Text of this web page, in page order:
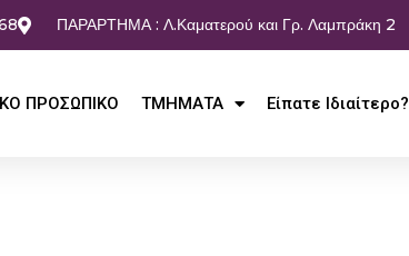
ΠΑΡΑΡΤΗΜΑ : Λ.Καματερού και Γρ. Λαμπράκη 2
ΠΡΟΣΩΠΙΚΟ ΤΜΗΜΑΤΑ Είπατε Ιδιαίτερο?